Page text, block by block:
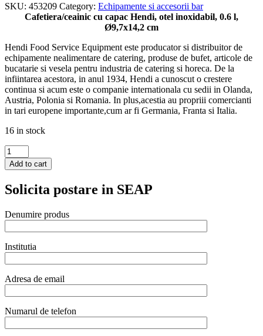
SKU: 453209 Category: Echipamente si accesorii bar
Cafetiera/ceainic cu capac Hendi, otel inoxidabil, 0.6 l,
Ø9,7x14,2 cm
Hendi Food Service Equipment este producator si distribuitor de
echipamente nealimentare de catering, produse de bufet, articole de
bucatarie si vesela pentru industria de catering si horeca. De la
infiintarea acestora, in anul 1934, Hendi a cunoscut o crestere
continua si acum este o companie internationala cu sedii in Olanda,
Austria, Polonia si Romania. In plus,acestia au propriii comercianti
in tari europene importante,cum ar fi Germania, Franta si Italia.
16 in stock
Ibric
din
inox
servire,
cu
capac
rabatabil,
capacitate
0.6lt
quantity
Add to cart
Solicita postare in SEAP
Denumire produs
Institutia
Adresa de email
Numarul de telefon